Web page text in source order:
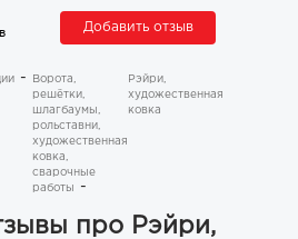
Добавить отзыв
Ворота,
решётки,
шлагбаумы,
рольставни,
художественная
ковка,
сварочные
работы
Рэйри,
художественная
ковка
про Рэйри,